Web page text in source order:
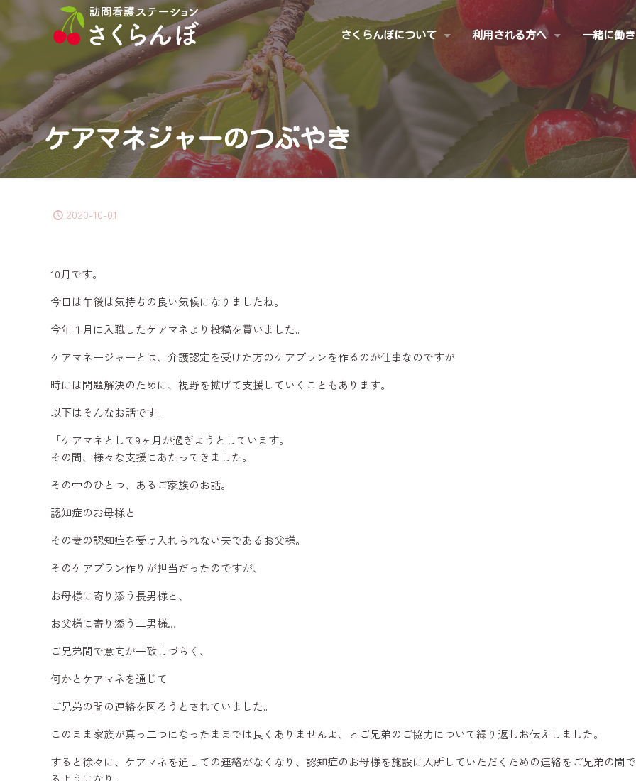
さくらんぼについて 利用される方へ 一緒に働
ケアマネジャーのつぶやき
2020-10-01
10月です。
今日は午後は気持ちの良い気候になりましたね。
今年１月に入職したケアマネより投稿を貰いました。
ケアマネージャーとは、介護認定を受けた方のケアプランを作るのが仕事なのですが
時には問題解決のために、視野を拡げて支援していくこともあります。
以下はそんなお話です。
「ケアマネとして9ヶ月が過ぎようとしています。
その間、様々な支援にあたってきました。
その中のひとつ、あるご家族のお話。
認知症のお母様と
その妻の認知症を受け入れられない夫であるお父様。
そのケアプラン作りが担当だったのですが、
お母様に寄り添う長男様と、
お父様に寄り添う二男様…
ご兄弟間で意向が一致しづらく、
何かとケアマネを通じて
ご兄弟の間の連絡を図ろうとされていました。
このまま家族が真っ二つになったままでは良くありませんよ、とご兄弟のご協力について繰り返しお伝えしました。
すると徐々に、ケアマネを通しての連絡がなくなり、認知症のお母様を施設に入所していただくための連絡をご兄弟の間